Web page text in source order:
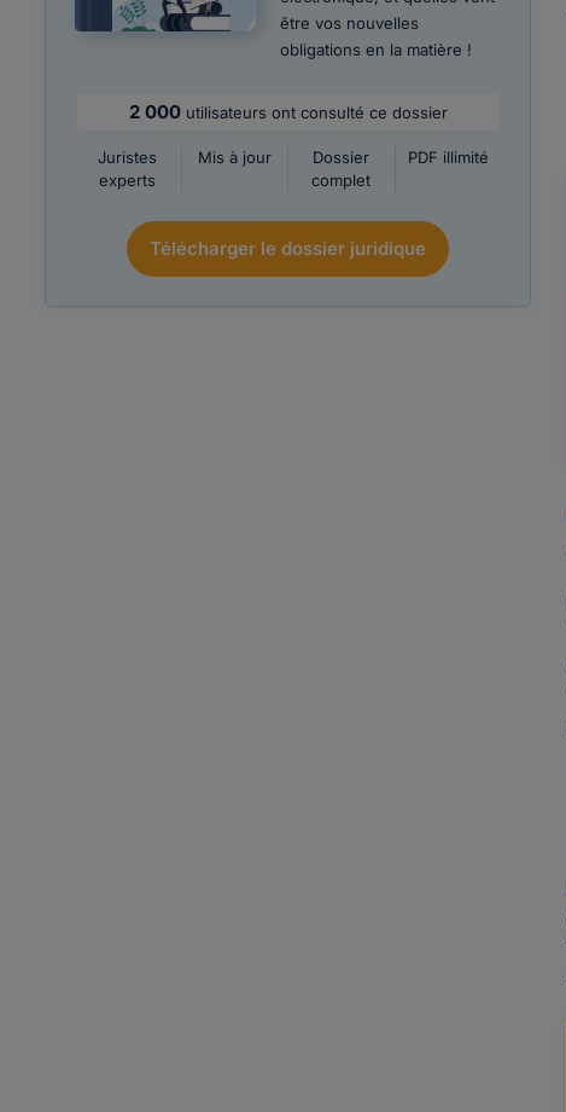
être vos nouvelles
obligations en la matière !
2 000 utilisateurs ont consulté ce dossier
Juristes
experts
Mis à jour
Dossier
complet
PDF illimité
Télécharger le dossier juridique